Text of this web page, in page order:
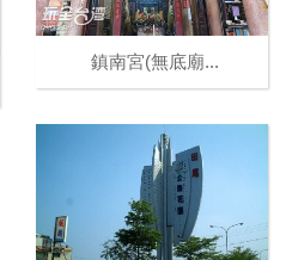
鎮南宮(無底廟...